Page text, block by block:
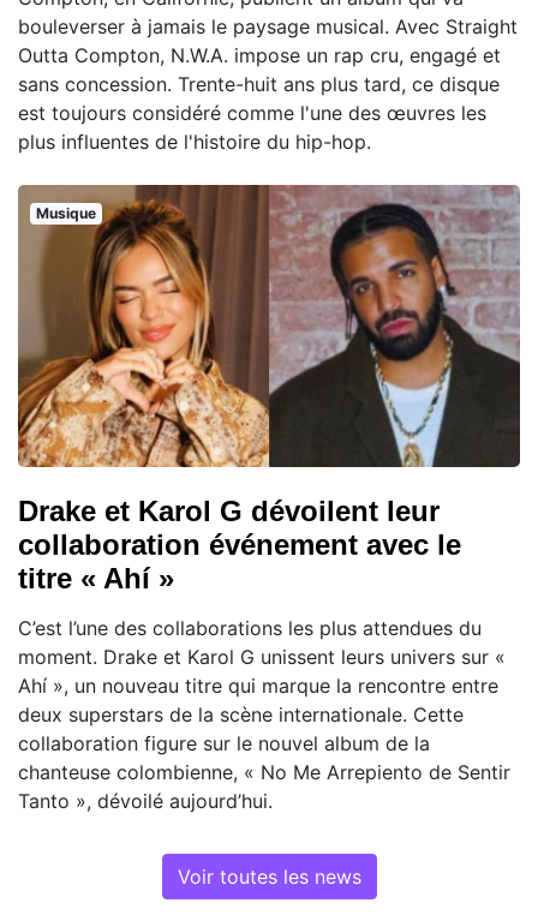
bouleverser à jamais le paysage musical. Avec Straight
Outta Compton, N.W.A. impose un rap cru, engagé et
sans concession. Trente-huit ans plus tard, ce disque
est toujours considéré comme l'une des œuvres les
plus influentes de l'histoire du hip-hop.
Musique
Drake et Karol G dévoilent leur
collaboration événement avec le
titre « Ahí »
C’est l’une des collaborations les plus attendues du
moment. Drake et Karol G unissent leurs univers sur «
Ahí », un nouveau titre qui marque la rencontre entre
deux superstars de la scène internationale. Cette
collaboration figure sur le nouvel album de la
chanteuse colombienne, « No Me Arrepiento de Sentir
Tanto », dévoilé aujourd’hui.
Voir toutes les news